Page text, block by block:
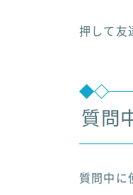
押して友
質問
質問中に